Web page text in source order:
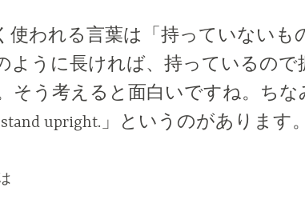
われる言葉は「持っていないも
ように長ければ、持っているので
そう考えると面白いですね。ちな
upright.」というのがあります。